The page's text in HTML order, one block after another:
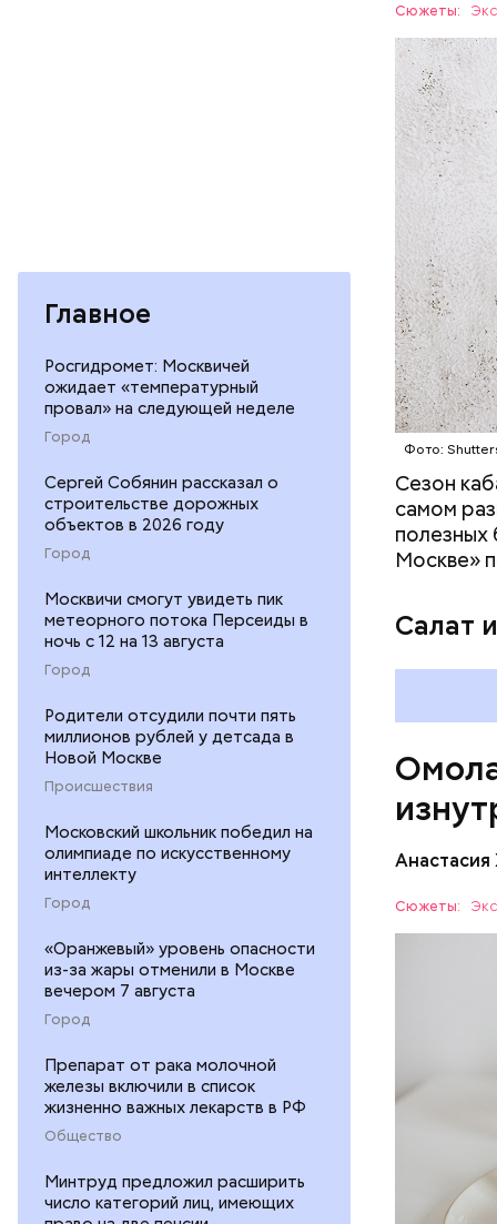
Главное
Росгидромет: Москвичей
ожидает «температурный
провал» на следующей неделе
Город
Сергей Собянин рассказал о
строительстве дорожных
объектов в 2026 году
Город
Москвичи смогут увидеть пик
метеорного потока Персеиды в
ночь с 12 на 13 августа
Город
Родители отсудили почти пять
миллионов рублей у детсада в
Новой Москве
Происшествия
Московский школьник победил на
олимпиаде по искусственному
интеллекту
Город
«Оранжевый» уровень опасности
из-за жары отменили в Москве
вечером 7 августа
Город
Препарат от рака молочной
железы включили в список
жизненно важных лекарств в РФ
Общество
Минтруд предложил расширить
число категорий лиц, имеющих
Сюжеты:
Фото:
Сезон
самом
полезных
Москве»
Салат
ЕДА
Сюжеты:
Дыня
кожи;
плода.
ряда
лютеин
наше
калий
— В